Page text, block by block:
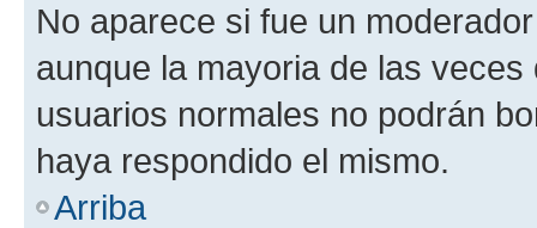
No aparece si fue un
aunque la mayoria de las
usuarios normales no podrán
haya respondido el mismo.
Arriba